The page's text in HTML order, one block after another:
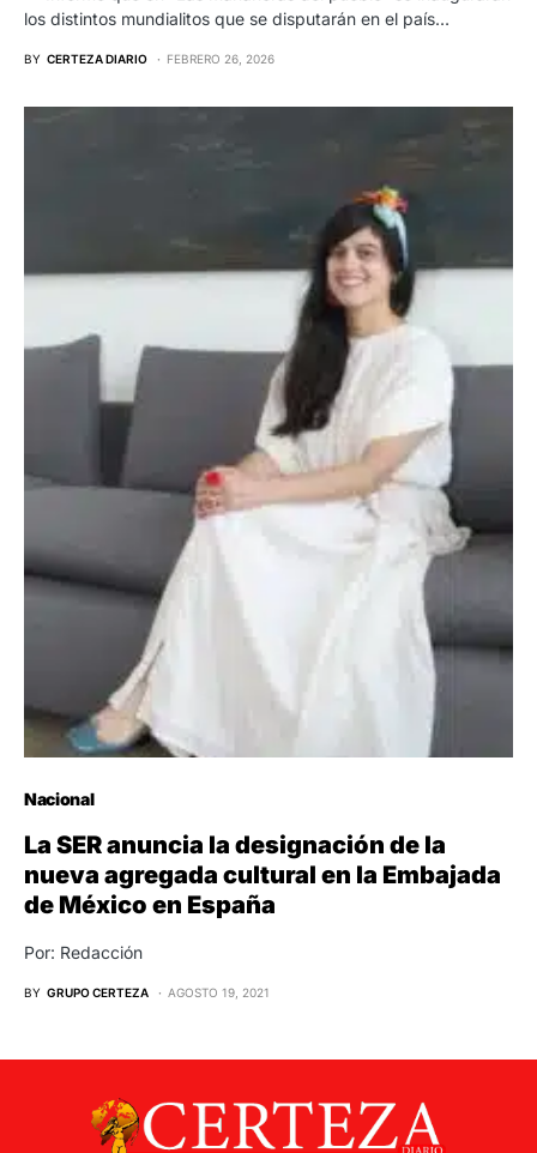
los distintos mundialitos que se disputarán en el país…
BY CERTEZA DIARIO FEBRERO 26, 2026
Nacional
La SER anuncia la designación de la
nueva agregada cultural en la Embajada
de México en España
Por: Redacción
BY GRUPO CERTEZA AGOSTO 19, 2021